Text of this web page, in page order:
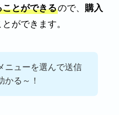
とができるので、 購入
とができます。
ニューを選んで送信
かる～！